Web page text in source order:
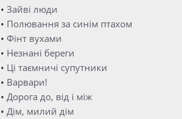
• Зайві люди
• Полювання за синім птахом
• Фінт вухами
• Незнані береги
• Ці таємничі супутники
• Варвари!
• Дорога до, від і між
• Дім, милий дім